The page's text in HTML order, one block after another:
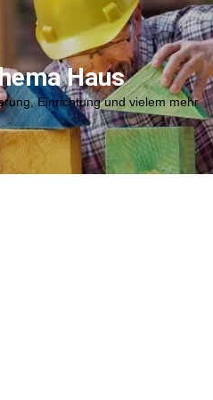
Haus
Einrichtung und vielem mehr